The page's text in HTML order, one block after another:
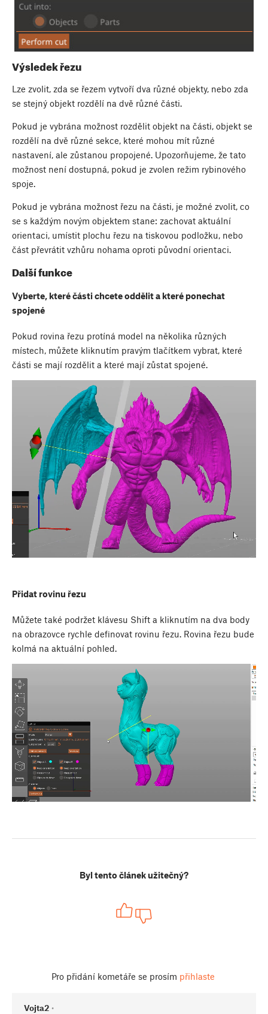
Výsledek řezu
Lze zvolit, zda se řezem vytvoří dva různé objekty, nebo zda
se stejný objekt rozdělí na dvě různé části.
Pokud je vybrána možnost rozdělit objekt na části, objekt se
rozdělí na dvě různé sekce, které mohou mít různé
nastavení, ale zůstanou propojené. Upozorňujeme, že tato
možnost není dostupná, pokud je zvolen režim rybinového
spoje.
Pokud je vybrána možnost řezu na části, je možné zvolit, co
se s každým novým objektem stane: zachovat aktuální
orientaci, umístit plochu řezu na tiskovou podložku, nebo
část převrátit vzhůru nohama oproti původní orientaci.
Další funkce
Vyberte, které části chcete oddělit a které ponechat
spojené
Pokud rovina řezu protíná model na několika různých
místech, můžete kliknutím pravým tlačítkem vybrat, které
části se mají rozdělit a které mají zůstat spojené.
Přidat rovinu řezu
Můžete také podržet klávesu Shift a kliknutím na dva body
na obrazovce rychle definovat rovinu řezu. Rovina řezu bude
kolmá na aktuální pohled.
Byl tento článek užitečný?
Pro přidání kometáře se prosím přihlaste
Vojta2 •